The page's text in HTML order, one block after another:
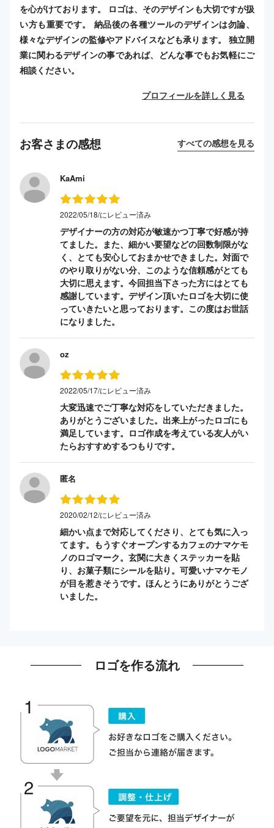
を心がけております。 ロゴは、そのデザインも大切ですが扱
い方も重要です。 納品後の各種ツールのデザインは勿論、
様々なデザインの監修やアドバイスなども承ります。 独立開
業に関わるデザインの事であれば、どんな事でもお気軽にご
相談ください。
プロフィールを詳しく見る
お客さまの感想 すべての感想を見る
KaAmi
2022/05/18/にレビュー済み
デザイナーの方の対応が敏速かつ丁寧で好感が持
てました。また、細かい要望などの回数制限がな
く、とても安心しておまかせできました。対面で
のやり取りがない分、このような信頼感がとても
大切に思えます。今回担当下さった方にはとても
感謝しています。デザイン頂いたロゴを大切に使
っていきたいと思っております。この度はお世話
になりました。
oz
2022/05/17/にレビュー済み
大変迅速でご丁寧な対応をしていただきました。
ありがとうございました。出来上がったロゴにも
満足しています。ロゴ作成を考えている友人がい
たらおすすめするつもりです。
匿名
2020/02/12/にレビュー済み
細かい点まで対応してくださり、とても気に入っ
てます。もうすぐオープンするカフェのナマケモ
ノのロゴマーク。玄関に大きくステッカーを貼
り、お菓子類にシールを貼り。可愛いナマケモノ
が目を惹きそうです。ほんとうにありがとうござ
いました。
ロゴを作る流れ